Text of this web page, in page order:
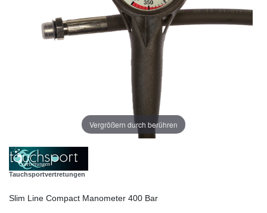
Vergrößern durch berühren
Tauchsportvertretungen
Slim Line Compact Manometer 400 Bar